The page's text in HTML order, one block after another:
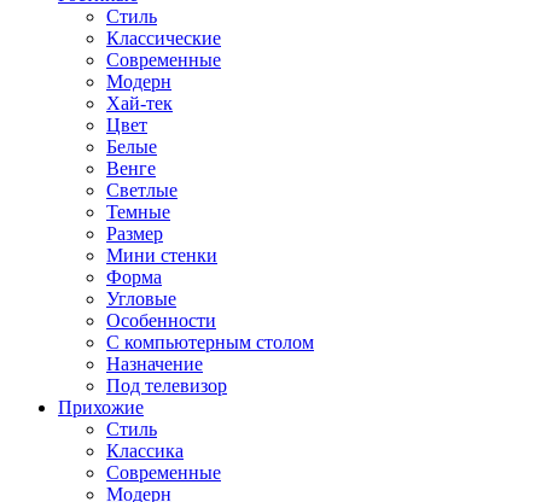
Стиль
Классические
Современные
Модерн
Хай-тек
Цвет
Белые
Венге
Светлые
Темные
Размер
Мини стенки
Форма
Угловые
Особенности
С компьютерным столом
Назначение
Под телевизор
Прихожие
Стиль
Классика
Современные
Модерн